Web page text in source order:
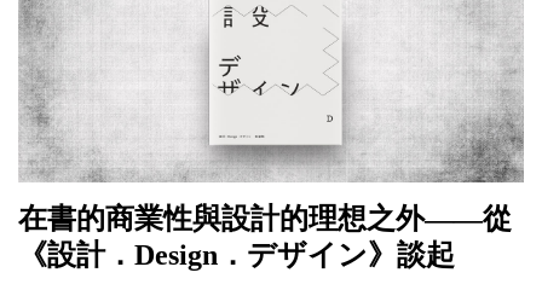
在書的商業性與設計的理想之外——從
《設計．Design．デザイン》談起